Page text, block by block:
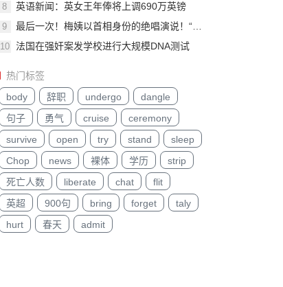
8 英语新闻：英女王年俸将上调690万英镑
9
10 法国在强奸案发学校进行大规模DNA测试
热门标签
body
辞职 undergo
dangle
句子
勇气 cruise
ceremony
survive
open try stand
sleep
Chop
news 裸体 学历
strip
死亡人数
liberate chat
flit
英超
900句 bring forget
taly
hurt
春天 admit